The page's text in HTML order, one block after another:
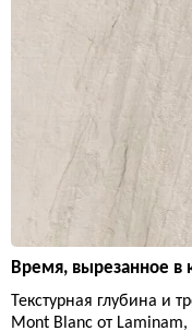
Время, вырезанное в
Текстурная глубина и
Mont Blanc от Laminam,